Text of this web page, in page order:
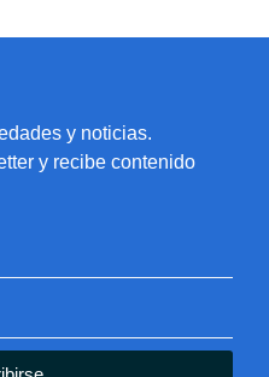
y noticias.
y recibe contenido